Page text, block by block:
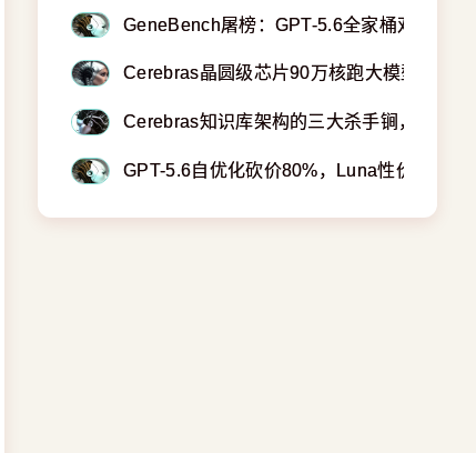
GeneBench屠榜：GPT-5.6全家桶双模式炸
Cerebras晶圆级芯片90万核跑大模型 比
Cerebras知识库架构的三大杀手锏，你绝
GPT-5.6自优化砍价80%，Luna性价比逼近